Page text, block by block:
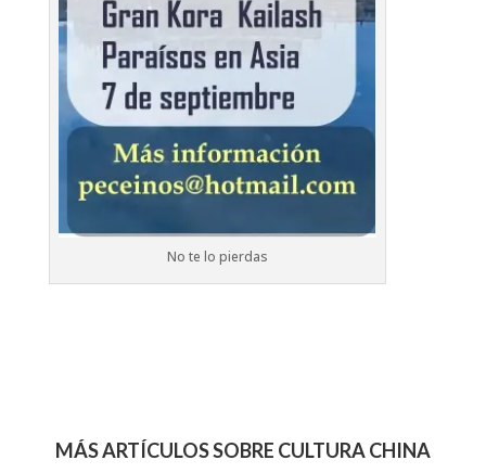
No te lo pierdas
MÁS ARTÍCULOS SOBRE CULTURA CHINA